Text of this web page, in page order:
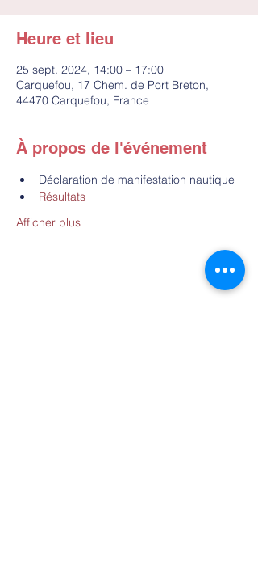
Heure et lieu
25 sept. 2024, 14:00 – 17:00
Carquefou, 17 Chem. de Port Breton,
44470 Carquefou, France
À propos de l'événement
Déclaration de manifestation nautique
Résultats
Afficher plus